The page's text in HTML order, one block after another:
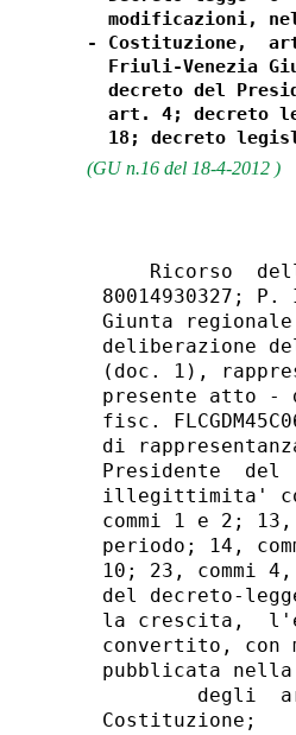
(GU n.16 del 18-4-2012 )
Ricorso  della  Regione  Friuli-Venezia   Giulia,   (cod.   fisc.
80014930327; P. IVA 00526040324)  in  persona  del  Presidente  della
Giunta regionale  pro-tempore  dott.  Renzo  Tondo,  autorizzato  con
deliberazione della Giunta regionale n.  236  del  17  febbraio  2012
(doc. 1), rappresentata e difesa - come  da  procura  a  margine  del
presente atto - dall'avv. prof. Giandomenico Falcon di Padova,  (cod.
fisc. FLCGDM45C06L736E) con domicilio eletto in Roma presso l'Ufficio
di rappresentanza della Regione, in Piazza Colonna,  355,  contro  il
Presidente  del  Consiglio  dei  ministri  per  la  dichiarazione  di
illegittimita' costituzionale dell'articolo 1, commi da  i  a  8;  2,
commi 1 e 2; 13, commi 11, 14, lett. a), e 17, terzo, quarto e quinto
periodo; 14, comma 13-bis, terzo e quarto periodo; 16, commi da  2  a
10; 23, commi 4, da 14 a 20-bis e 22; 28, comma 3; 31,  comma  1;  48
del decreto-legge 6 dicembre 2011, n. 201, Disposizioni  urgenti  per
la crescita,  l'equita'  e  il  consolidamento  dei  conti  pubblici,
convertito, con modificazioni, nella legge 22 dicembre 2011, n.  214.
pubblicata nella G.U. n. 300 del 27 dicembre 2011, per violazione: 
        degli  articoli  3,  53,  97,  117,  co.  3,  e   119   della
Costituzione; 
        degli artt. 4, 5, 8. 48, 49, 51, 54, 63 e  65  dello  Statuto
speciale . adottato con 1. cost. n. 1 del 1963; 
        degli artt. 2, 9, 14 e 18 d. lgs 9/1997, dell'art. 4 d.  lgs.
114/1965 e dell'art. 1 d. 1gs. 265/2011; 
        del principio di leale collaborazione, 
    per i profili e nei modi di seguito illustrati. 
 
                                FATTO 
 
    Il d.l. 201/2011, come risultante dalla legge di  conversione  n.
214/2011, contiene disposizioni di vario tipo, distribuite in quattro
titoli: Sviluppo ed equita', Rafforzamento  del  sistema  finanziario
nazionale  e  internazionale,  Consolidamento  dei  conti   pubblici,
Disposizioni per la promozione e la tutela della concorrenza. 
    Tutte sono rivolte - come rivela lo stesso soprannome di  decreto
"salva Italia" che il Governo ha attribuito ad esso - a  produrre  un
risultato utile all'economia del Paese: e la  Regione  Friuli-Venezia
Giulia, come parte del Paese, non puo' che augurarsi  che  le  misure